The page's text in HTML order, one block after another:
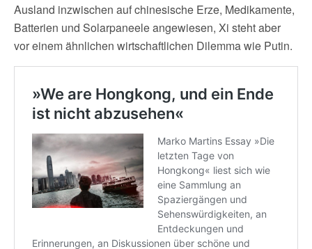
Ausland inzwischen auf chinesische Erze, Medikamente,
Batterien und Solarpaneele angewiesen, Xi steht aber
vor einem ähnlichen wirtschaftlichen Dilemma wie Putin.